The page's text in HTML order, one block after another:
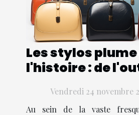
Les stylos
l'histoire : de
statutVendredi 24 novembre
Au sein de la vaste